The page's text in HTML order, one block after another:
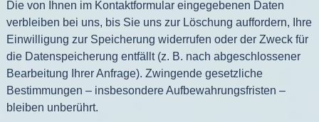
Die von Ihnen im Kontaktformular eingegebenen Daten
verbleiben bei uns, bis Sie uns zur Löschung auffordern, Ihre
Einwilligung zur Speicherung widerrufen oder der Zweck für
die Datenspeicherung entfällt (z. B. nach abgeschlossener
Bearbeitung Ihrer Anfrage). Zwingende gesetzliche
Bestimmungen – insbesondere Aufbewahrungsfristen –
bleiben unberührt.